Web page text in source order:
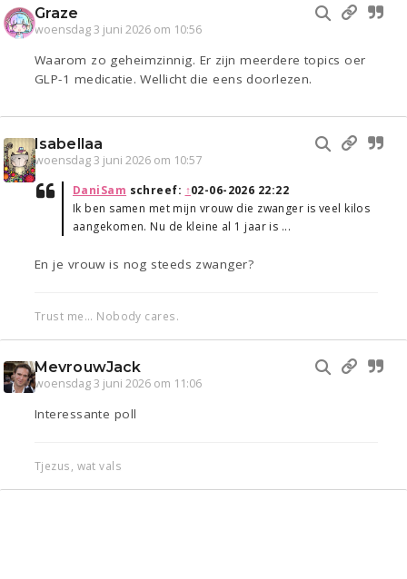
Graze
woensdag 3 juni 2026 om 10:56
Waarom zo geheimzinnig. Er zijn meerdere topics oer
GLP-1 medicatie. Wellicht die eens doorlezen.
Isabellaa
woensdag 3 juni 2026 om 10:57
DaniSam schreef: ↑02-06-2026 22:22
Ik ben samen met mijn vrouw die zwanger is veel kilos
aangekomen. Nu de kleine al 1 jaar is ...
En je vrouw is nog steeds zwanger?
Trust me... Nobody cares.
MevrouwJack
woensdag 3 juni 2026 om 11:06
Interessante poll
Tjezus, wat vals